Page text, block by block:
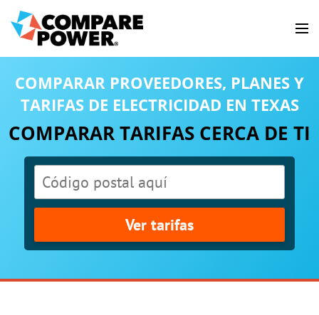
COMPARAR PROVEEDORES, PLANES Y
TARIFAS DE ELECTRICIDAD EN TEXAS
COMPARAR TARIFAS CERCA DE TI
Ver tarifas